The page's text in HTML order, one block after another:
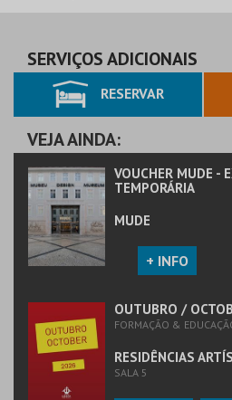
PREÇO INTEIRO
MAIS INFO
COMPRAR
SERVIÇOS ADICIONAIS
RESERVAR
VEJA AINDA:
VOUCHER MUDE -
TEMPORÁRIA
MUDE
+ INFO
OUTUBRO /
FORMAÇÃO &
RESIDÊNCIAS
SALA 5